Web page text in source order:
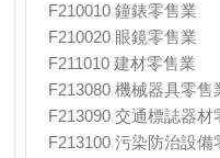
F210010 鐘錶零售業
F210020 眼鏡零售業
F211010 建材零售業
F213080 機械器具零售
F213090 交通標誌器材
F213100 污染防治設備